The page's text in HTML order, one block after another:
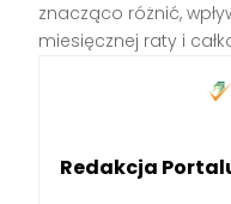
znacząco różnić,
miesięcznej raty i
Redakcja